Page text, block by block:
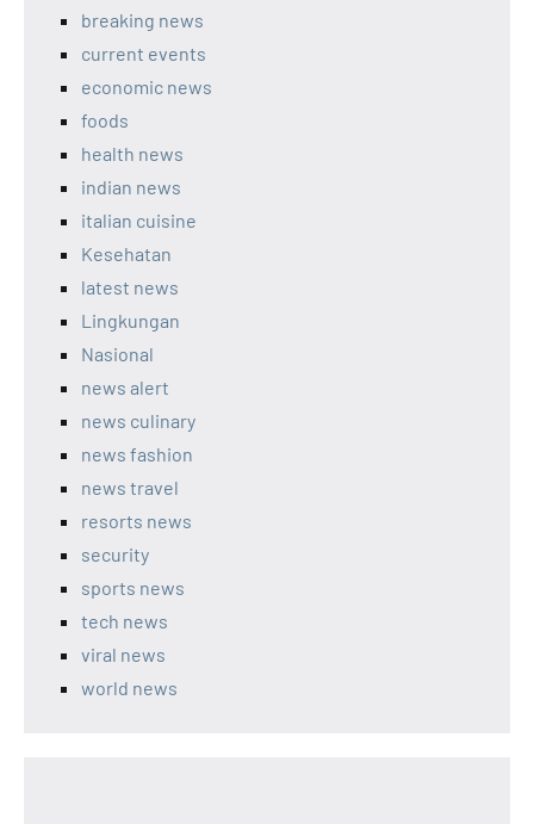
breaking news
current events
economic news
foods
health news
indian news
italian cuisine
Kesehatan
latest news
Lingkungan
Nasional
news alert
news culinary
news fashion
news travel
resorts news
security
sports news
tech news
viral news
world news